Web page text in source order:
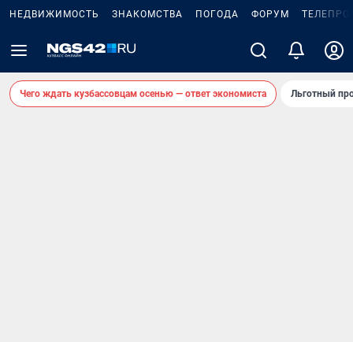
НЕДВИЖИМОСТЬ ЗНАКОМСТВА ПОГОДА ФОРУМ
Чего ждать кузбассовцам осенью — ответ экономиста Льготный